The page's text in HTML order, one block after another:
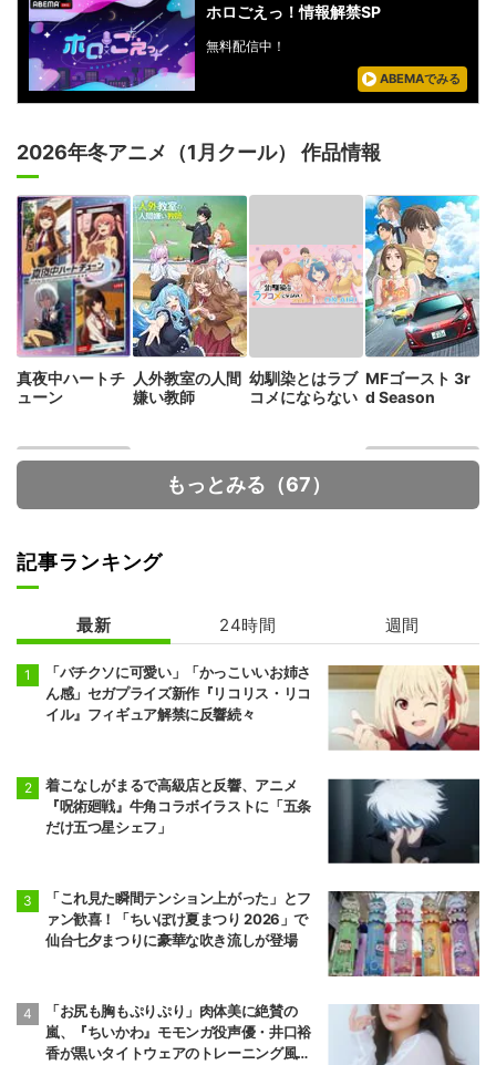
ホロごえっ！情報解禁SP
無料配信中！
ABEMAでみる
2026年冬アニメ（1月クール） 作品情報
真夜中ハートチ
ューン
人外教室の人間
嫌い教師
幼馴染とはラブ
コメにならない
MFゴースト 3r
d Season
正反対な君と僕
呪術廻戦 死滅回
游 前編
もっとみる（67）
記事ランキング
最新 24時間 週間
「バチクソに可愛い」「かっこいいお姉さ
ん感」セガプライズ新作『リコリス・リコ
イル』フィギュア解禁に反響続々
着こなしがまるで高級店と反響、アニメ
『呪術廻戦』牛角コラボイラストに「五条
だけ五つ星シェフ」
「これ見た瞬間テンション上がった」とフ
ァン歓喜！「ちいぽけ夏まつり 2026」で
仙台七夕まつりに豪華な吹き流しが登場
「お尻も胸もぷりぷり」肉体美に絶賛の
嵐、『ちいかわ』モモンガ役声優・井口裕
香が黒いタイトウェアのトレーニング風景